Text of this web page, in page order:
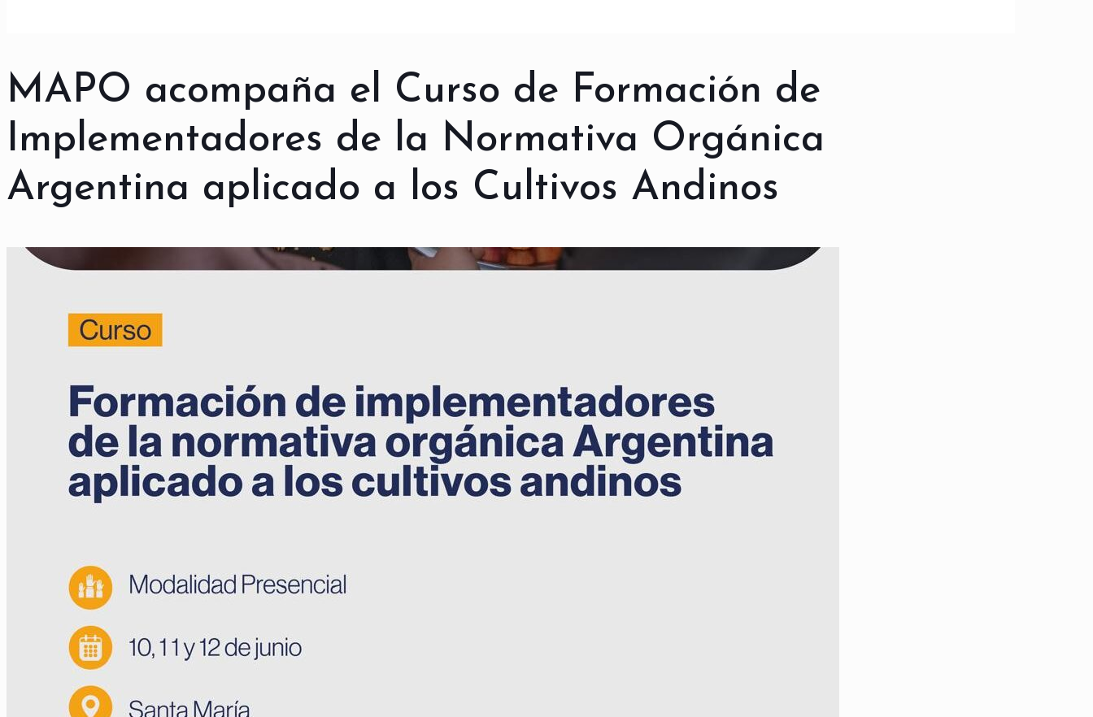
MAPO acompaña el Curso de Formación de
Implementadores de la Normativa Orgánica
Argentina aplicado a los Cultivos Andinos